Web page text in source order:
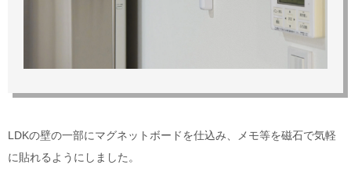
LDKの壁の一部にマグネットボードを仕込み、メモ等を磁石で気軽
に貼れるようにしました。